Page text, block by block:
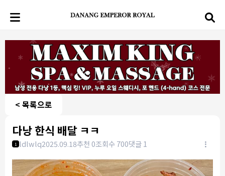
< 목록으로
다낭 한식 배달 ㅋㅋ
1 ldlwlq2025.09.18추천 0조회수 700댓글 1